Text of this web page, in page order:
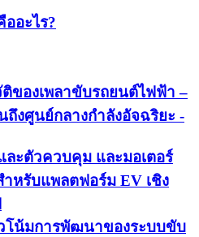
อะไร?
ของเพลาขับรถยนต์ไฟฟ้า –
ถึงศูนย์กลางกำลังอัจฉริยะ -
ละตัวควบคุม และมอเตอร์
หรับแพลตฟอร์ม EV เชิง
โน้มการพัฒนาของระบบขับ